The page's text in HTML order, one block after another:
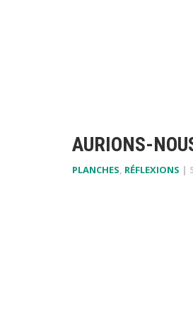
AURIONS-
PLANCHES, RÉFLEXIONS |